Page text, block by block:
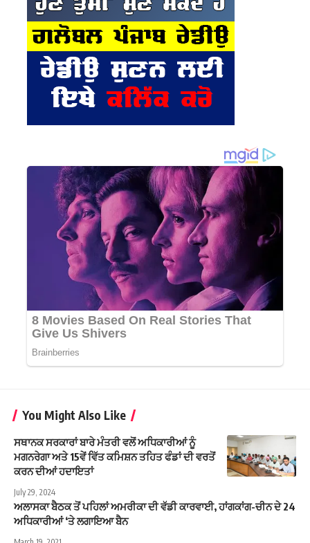
You Might Also Like
ਸਥਾਨਕ ਸਰਕਾਰਾਂ ਬਾਰੇ ਮੰਤਰੀ ਵਲੋਂ ਅਧਿਕਾਰੀਆਂ ਨੂੰ
ਮਗਨਰੇਗਾ ਅਤੇ 15ਵੇਂ ਵਿੱਤ ਕਮਿਸ਼ਨ ਤਹਿਤ ਫੰਡਾਂ ਦੀ ਵਰਤੋਂ
ਕਰਨ ਦੀਆਂ ਹਦਾਇਤਾਂ
July 29, 2024
ਅਲਾਸਕਾ ਬੈਠਕ ਤੋਂ ਪਹਿਲਾਂ ਅਮਰੀਕਾ ਦੀ ਵੱਡੀ ਕਾਰਵਾਈ, ਹਾਂਗਕਾਂਗ-ਚੀਨ ਦੇ 24
ਅਧਿਕਾਰੀਆਂ ‘ਤੇ ਲਗਾਇਆ ਬੈਨ